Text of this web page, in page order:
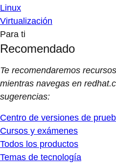
Linux
Virtualización
Para ti
Recomendado
Te recomendaremos
mientras navegas en
sugerencias:
Centro de versiones de
Cursos y exámenes
Todos los productos
Temas de tecnología